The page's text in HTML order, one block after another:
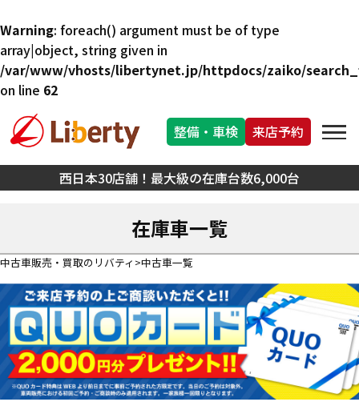
Warning: foreach() argument must be of type
array|object, string given in
/var/www/vhosts/libertynet.jp/httpdocs/zaiko/
on line 62
西日本30店舗！最大級の在庫台数6,000台
整備・車検 来店予約
在庫車一覧
中古車販売・買取のリバティ 中古車一覧